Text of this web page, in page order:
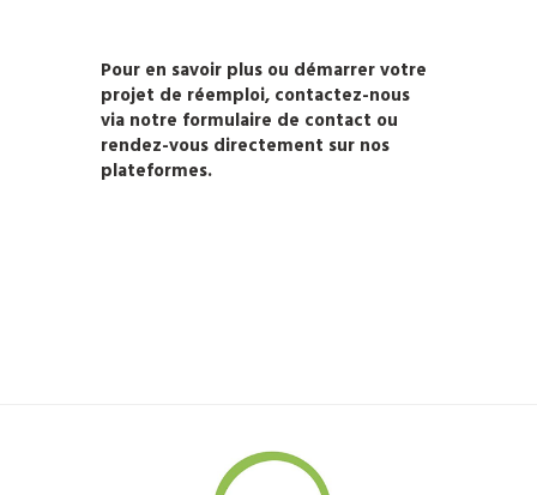
Pour en savoir plus ou démarrer votre
projet de réemploi, contactez-nous
via notre formulaire de contact ou
rendez-vous directement sur nos
plateformes.